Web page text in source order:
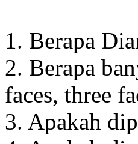
1. Berapa
2. Berapa
faces, three
3. Apakah